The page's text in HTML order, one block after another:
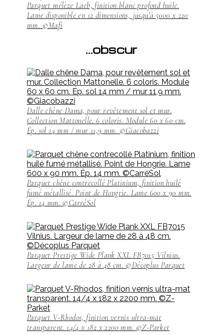
Parquet mélèze Laeb, finition blanc profond huile.
Lame disponible en 12 dimensions, jusqu’à 5000 x 220
mm. ©Mafi
…obscur
Dalle chêne Dama, pour revêtement sol et mur.
Collection Mattonelle. 6 coloris. Module 60 x 60 cm.
Ép. sol 14 mm / mur 11,9 mm. ©Giacobazzi
Parquet chêne contrecollé Platinium, finition huilé
fumé métallisé. Point de Hongrie. Lame 600 x 90 mm.
Ép. 14 mm. ©CarréSol
Parquet Prestige Wide Plank XXL FB7015 Vilnius.
Largeur de lame de 28 à 48 cm. ©Décoplus Parquet
Parquet V-Rhodos, finition vernis ultra-mat
transparent. 14/4 x 182 x 2200 mm. ©Z-Parket